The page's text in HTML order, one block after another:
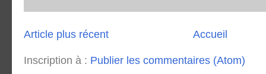
Article plus récent Accueil
Inscription à : Publier les commentaires (Atom)